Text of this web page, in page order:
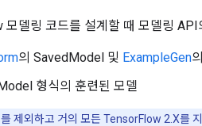
델링 코드를 설계할 때 모델링
의 SavedModel 및 ExampleGen
형식의 훈련된 모델
제외하고 거의 모든 TensorFlow 2.X를